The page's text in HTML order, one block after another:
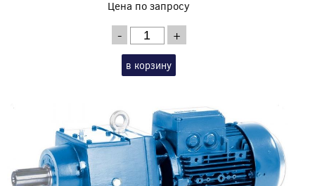
Цена по запросу
- +
в корзину